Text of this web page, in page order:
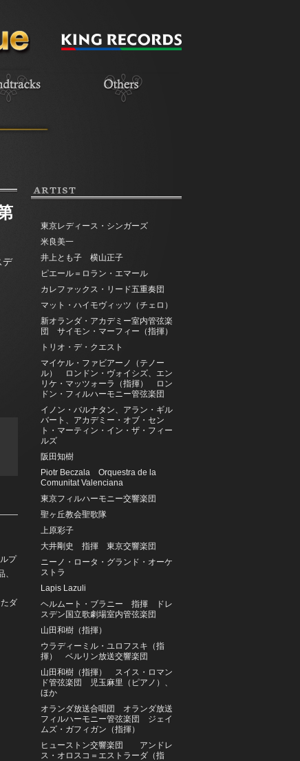
デ
プ
ダ
ARTIST
東京レディース・シンガーズ
米良美一
井上とも子 横山正子
ピエール＝ロラン・エマール
カレファックス・リード五重奏団
マット・ハイモヴィッツ（チェロ）
新オランダ・アカデミー室内管弦楽
団 サイモン・マーフィー（指揮）
トリオ・デ・クエスト
マイケル・ファビアーノ（テノー
ル） ロンドン・ヴォイシズ、エン
リケ・マッツォーラ（指揮） ロン
ドン・フィルハーモニー管弦楽団
イノン・バルナタン、アラン・ギル
バート、アカデミー・オブ・セン
ト・マーティン・イン・ザ・フィー
ルズ
阪田知樹
Piotr Beczala Orquestra de la
Comunitat Valenciana
東京フィルハーモニー交響楽団
聖ヶ丘教会聖歌隊
上原彩子
大井剛史 指揮 東京交響楽団
ニーノ・ロータ・グランド・オーケ
ストラ
Lapis Lazuli
ヘルムート・ブラニー 指揮 ドレ
スデン国立歌劇場室内管弦楽団
山田和樹（指揮）
ウラディーミル・ユロフスキ（指
揮） ベルリン放送交響楽団
山田和樹（指揮） スイス・ロマン
ド管弦楽団 児玉麻里（ピアノ）、
ほか
オランダ放送合唱団 オランダ放送
フィルハーモニー管弦楽団 ジェイ
ムズ・ガフィガン（指揮）
ヒューストン交響楽団 アンドレ
ス・オロスコ＝エストラーダ（指